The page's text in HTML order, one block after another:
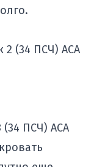
2 (34 ПСЧ) АСА
(34 ПСЧ) АСА